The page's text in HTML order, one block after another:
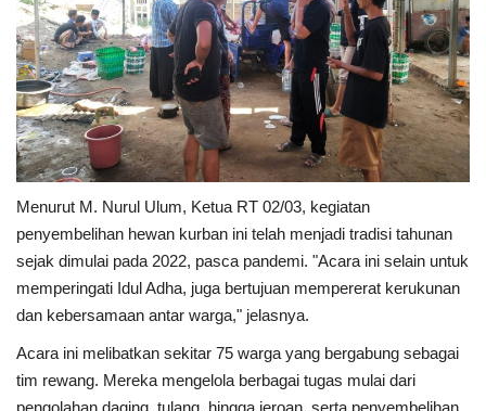
Menurut M. Nurul Ulum, Ketua RT 02/03, kegiatan
penyembelihan hewan kurban ini telah menjadi tradisi tahunan
sejak dimulai pada 2022, pasca pandemi. "Acara ini selain untuk
memperingati Idul Adha, juga bertujuan mempererat kerukunan
dan kebersamaan antar warga," jelasnya.
Acara ini melibatkan sekitar 75 warga yang bergabung sebagai
tim rewang. Mereka mengelola berbagai tugas mulai dari